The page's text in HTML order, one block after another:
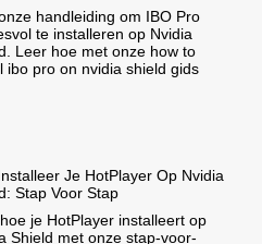
handleiding om IBO Pro
te installeren op Nvidia
Leer hoe met onze how to
ibo pro on nvidia shield gids
Je HotPlayer Op Nvidia
Stap Voor Stap
je HotPlayer installeert op
Shield met onze stap-voor-